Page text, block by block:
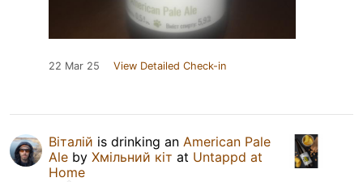
22 Mar 25 View Detailed Check-in
Віталій is drinking an American Pale
Ale by Хмільний кіт at Untappd at
Home